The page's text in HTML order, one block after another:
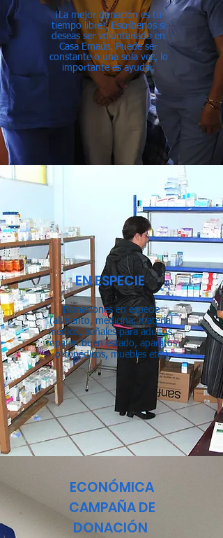
¡La mejor donaciónes tu
tiempo libre!, Escríbenossi
deseas ser voluntariado en
Casa Emaús. Puede ser
constante o una sola vez, lo
importante es ayudar,
EN ESPECIE
Donaciones en especie
(alimento, medicina, material
médico, pañales para adultos,
ropa en buen estado, aparatos
ortopédicos, muebles etc.)
ECONÓMICA
CAMPAÑA DE
DONACIÓN​